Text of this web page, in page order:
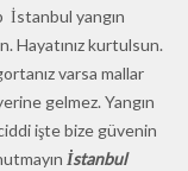
İstanbul yangın
Hayatınız kurtulsun.
varsa mallar
gelmez. Yangın
işte bize güvenin
İstanbul